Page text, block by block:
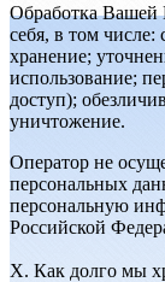
Обработка Вашей
себя, в том числе:
хранение;
использование;
доступ);
уничтожение.
Оператор не
персональных
персональную
Российской
X. Как долго мы